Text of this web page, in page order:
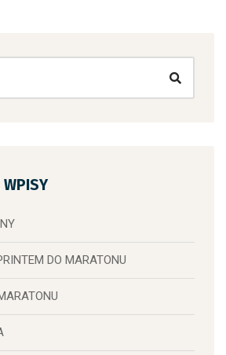
WPISY
DO MARATONU